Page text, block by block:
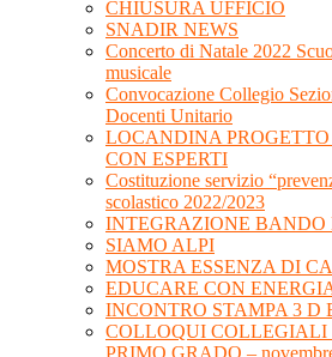
CHIUSURA UFFICIO
SNADIR NEWS
Concerto di Natale 2022
musicale
Convocazione Collegio
Docenti Unitario
LOCANDINA
CON ESPERTI
Costituzione servizio
scolastico 2022/2023
INTEGRAZIONE BANDO
SIAMO ALPI
MOSTRA ESSENZA DI
EDUCARE CON
INCONTRO STAMPA 3
COLLOQUI COLLEGIALI